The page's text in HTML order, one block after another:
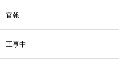
官報
工事中